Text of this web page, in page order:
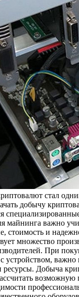
стал
добычу
важно
стоимость и
множество
При
устройством,
Добыча